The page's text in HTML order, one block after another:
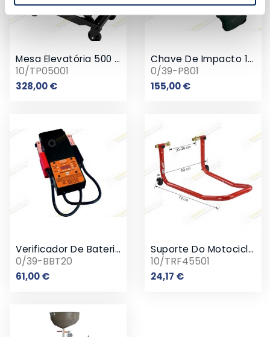
Mesa Elevatória 500 Kg
10/TP05001
328,00 €Preço
Chave De Impacto 1 / 2 " IRIMO
0/39-P801
155,00 €Preço
Verificador De Bateria Digital
0/39-BBT20
61,00 €Preço
Suporte Do Motocicleta Delantero 100 Kg
10/TRF45501
24,17 €Preço